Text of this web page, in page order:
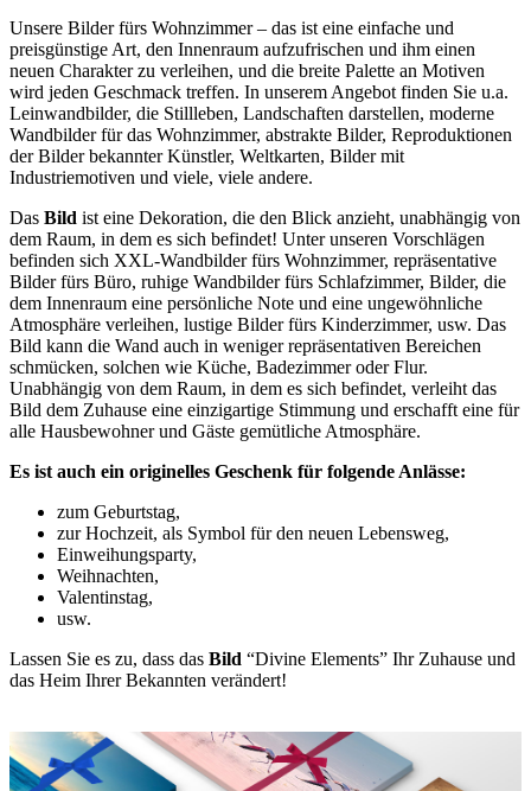
Unsere Bilder fürs Wohnzimmer – das ist eine einfache und
preisgünstige Art, den Innenraum aufzufrischen und ihm einen
neuen Charakter zu verleihen, und die breite Palette an Motiven
wird jeden Geschmack treffen. In unserem Angebot finden Sie u.a.
Leinwandbilder, die Stillleben, Landschaften darstellen, moderne
Wandbilder für das Wohnzimmer, abstrakte Bilder, Reproduktionen
der Bilder bekannter Künstler, Weltkarten, Bilder mit
Industriemotiven und viele, viele andere.
Das Bild ist eine Dekoration, die den Blick anzieht, unabhängig von
dem Raum, in dem es sich befindet! Unter unseren Vorschlägen
befinden sich XXL-Wandbilder fürs Wohnzimmer, repräsentative
Bilder fürs Büro, ruhige Wandbilder fürs Schlafzimmer, Bilder, die
dem Innenraum eine persönliche Note und eine ungewöhnliche
Atmosphäre verleihen, lustige Bilder fürs Kinderzimmer, usw. Das
Bild kann die Wand auch in weniger repräsentativen Bereichen
schmücken, solchen wie Küche, Badezimmer oder Flur.
Unabhängig von dem Raum, in dem es sich befindet, verleiht das
Bild dem Zuhause eine einzigartige Stimmung und erschafft eine für
alle Hausbewohner und Gäste gemütliche Atmosphäre.
Es ist auch ein originelles Geschenk für folgende Anlässe:
zum Geburtstag,
zur Hochzeit, als Symbol für den neuen Lebensweg,
Einweihungsparty,
Weihnachten,
Valentinstag,
usw.
Lassen Sie es zu, dass das Bild “Divine Elements” Ihr Zuhause und
das Heim Ihrer Bekannten verändert!